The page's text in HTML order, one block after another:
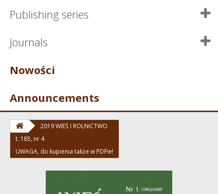
Publishing series
Journals
Nowości
Announcements
2019 WIEŚ I ROLNICTWO
t. 185, nr 4
UWAGA, do kupienia także w PDFie!